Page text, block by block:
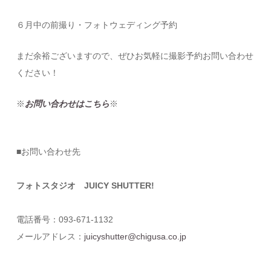
６月中の前撮り・フォトウェディング予約
まだ余裕ございますので、ぜひお気軽に撮影予約お問い合わせ
ください！
※お問い合わせはこちら※
■お問い合わせ先
フォトスタジオ JUICY SHUTTER!
電話番号：093‐671‐1132
メールアドレス： juicyshutter@chigusa.co.jp